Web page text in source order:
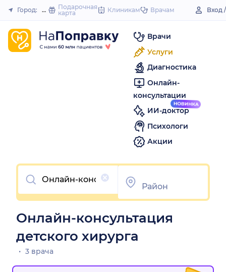
to
Закрыть
Город: Питкяранта
Подарочная
карта
Клиникам Врачам Вход
Врачи
Услуги
Диагностика
Онлайн-
консультации
ИИ-доктор
Психологи
Акции
Очистить
Онлайн-консультация
детского хирурга
3 врача